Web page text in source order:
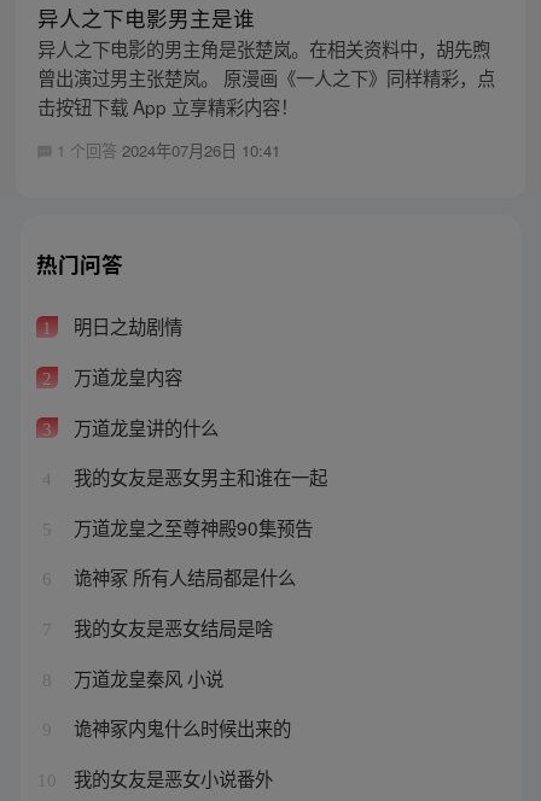
异人之下电影男主是谁
异人之下电影的男主角是张楚岚。在相关资料中，胡先煦
曾出演过男主张楚岚。 原漫画《一人之下》同样精彩，点
击按钮下载 App 立享精彩内容！
1 个回答 2024年07月26日 10:41
热门问答
1 明日之劫剧情
2 万道龙皇内容
3 万道龙皇讲的什么
4 我的女友是恶女男主和谁在一起
5 万道龙皇之至尊神殿90集预告
6 诡神冢 所有人结局都是什么
7 我的女友是恶女结局是啥
8 万道龙皇秦风 小说
9 诡神冢内鬼什么时候出来的
10 我的女友是恶女小说番外